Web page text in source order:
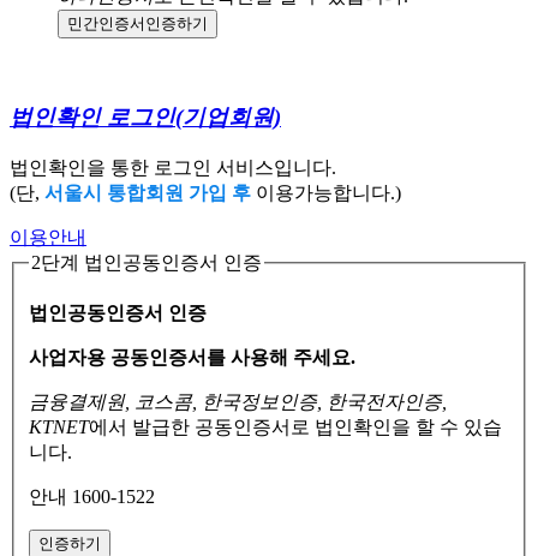
민간인증서 인증하기
법인확인 로그인(기업회원)
법인확인을 통한 로그인 서비스입니다.
(단, 서울시 통합회원 가입 후 이용가능합니다.)
이용안내
2단계 법인공동인증서 인증
법인공동인증서 인증
사업자용 공동인증서를 사용해 주세요.
금융결제원, 코스콤, 한국정보인증, 한국전자인증,
KTNET에서 발급한 공동인증서로 법인확인을 할 수 있습
니다.
안내 1600-1522
인증하기